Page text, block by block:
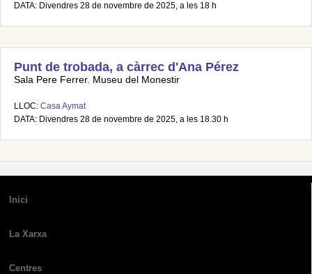
DATA: Divendres 28 de novembre de 2025, a les 18 h
Punt de trobada, a càrrec d'Ana Pérez
Sala Pere Ferrer. Museu del Monestir
LLOC: Casa Aymat
DATA: Divendres 28 de novembre de 2025, a les 18.30 h
Inici
La Xarxa
Centres